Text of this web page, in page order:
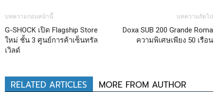
บทความก่อนหน้านี้
G-SHOCK เปิด Flagship Store
ใหม่ ชั้น 3 ศูนย์การค้าเซ็นทรัล
เวิลด์
บทความถัดไป
Doxa SUB 200 Grande Roma
ความพิเศษเพียง 50 เรือน
RELATED ARTICLES MORE FROM AUTHOR